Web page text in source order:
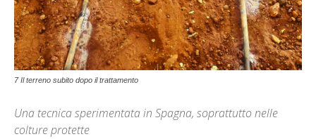
7 Il terreno subito dopo il trattamento
Una tecnica sperimentata in Spagna, soprattutto nelle
colture protette